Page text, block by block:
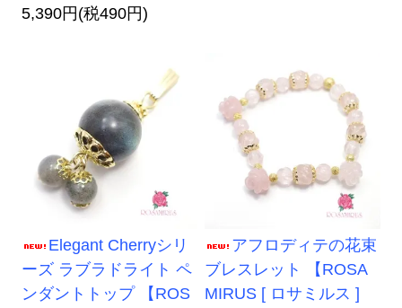
5,390円(税490円)
Elegant Cherryシリ
ーズ ラブラドライト ペ
ンダントトップ 【ROS
アフロディテの花束
ブレスレット 【ROSA
MIRUS [ ロサミルス ]